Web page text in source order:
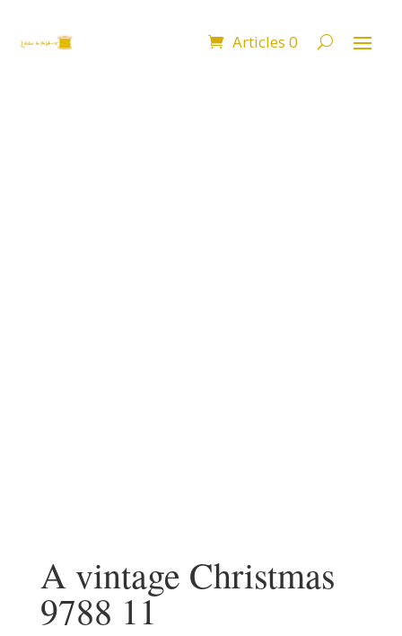
Articles 0
A vintage Christmas
9788 11